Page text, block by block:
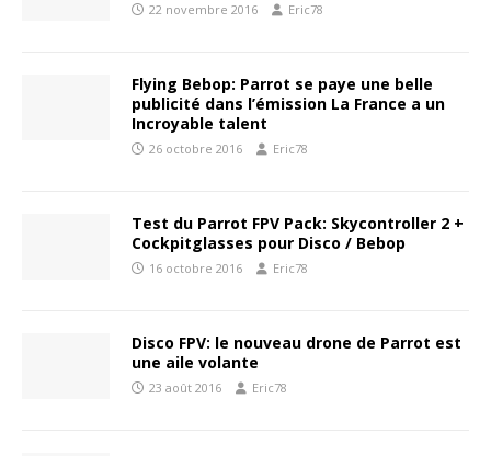
22 novembre 2016 Eric78
Flying Bebop: Parrot se paye une belle
publicité dans l’émission La France a un
Incroyable talent
26 octobre 2016 Eric78
Test du Parrot FPV Pack: Skycontroller 2 +
Cockpitglasses pour Disco / Bebop
16 octobre 2016 Eric78
Disco FPV: le nouveau drone de Parrot est
une aile volante
23 août 2016 Eric78